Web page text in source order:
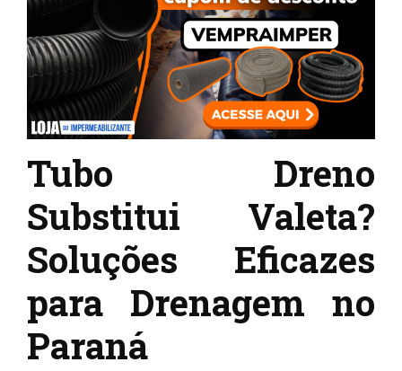
Tubo Dreno
Substitui Valeta?
Soluções Eficazes
para Drenagem no
Paraná